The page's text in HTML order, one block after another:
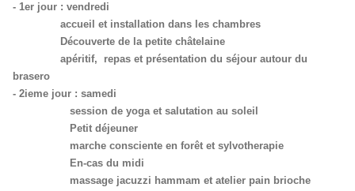
- 1er jour : vendredi
accueil et installation dans les chambres
Découverte de la petite châtelaine
apéritif, repas et présentation du séjour autour du
brasero
- 2ieme jour : samedi
session de yoga et salutation au soleil
Petit déjeuner
marche consciente en forêt et sylvotherapie
En-cas du midi
massage jacuzzi hammam et atelier pain brioche